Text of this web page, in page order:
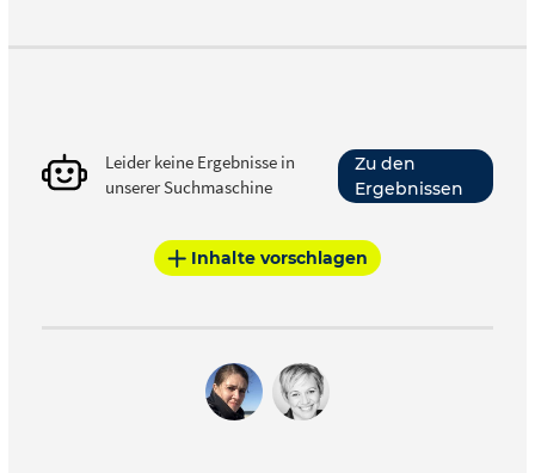
Leider keine Ergebnisse in
unserer Suchmaschine
Zu den
Ergebnissen
Inhalte vorschlagen